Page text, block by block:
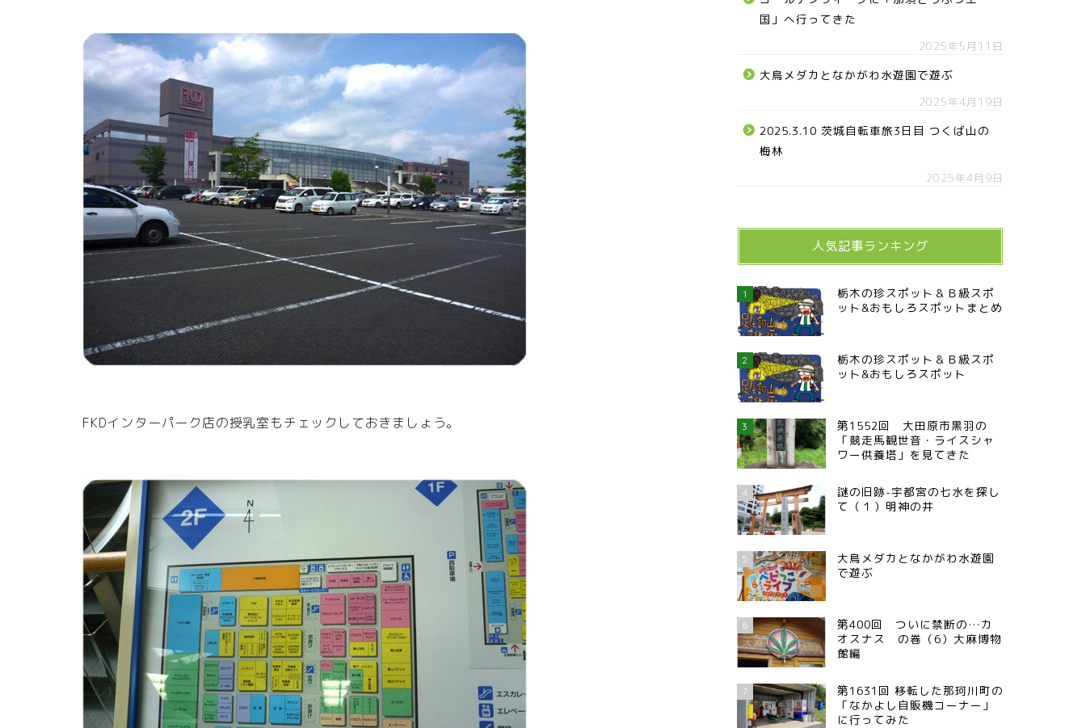
FKDインターパーク店の授乳室もチェックしておきましょう。
国」へ行ってきた
2025年5月11日
大鳥メダカとなかがわ水遊園で遊ぶ
2025年4月19日
2025.3.10 茨城自転車旅3日目 つくば山の
梅林
2025年4月9日
人気記事ランキング
1
栃木の珍スポット＆Ｂ級スポ
ット&おもしろスポットまとめ
2
栃木の珍スポット＆Ｂ級スポ
ット&おもしろスポット
3
第1552回 大田原市黒羽の
「競走馬観世音・ライスシャ
ワー供養塔」を見てきた
4
謎の旧跡-宇都宮の七水を探し
て（１）明神の井
5
大鳥メダカとなかがわ水遊園
で遊ぶ
6
第400回 ついに禁断の…カ
オスナス の巻（6）大麻博物
館編
7
第1631回 移転した那珂川町の
「なかよし自販機コーナー」
に行ってみた